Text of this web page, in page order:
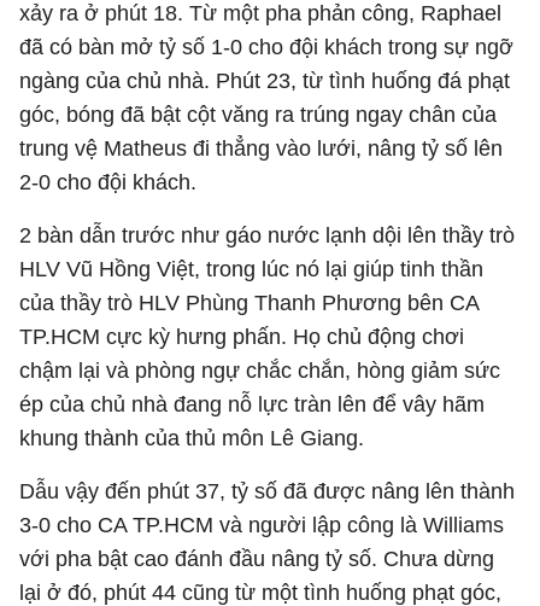
xảy ra ở phút 18. Từ một pha phản công, Raphael
đã có bàn mở tỷ số 1-0 cho đội khách trong sự ngỡ
ngàng của chủ nhà. Phút 23, từ tình huống đá phạt
góc, bóng đã bật cột văng ra trúng ngay chân của
trung vệ Matheus đi thẳng vào lưới, nâng tỷ số lên
2-0 cho đội khách.
2 bàn dẫn trước như gáo nước lạnh dội lên thầy trò
HLV Vũ Hồng Việt, trong lúc nó lại giúp tinh thần
của thầy trò HLV Phùng Thanh Phương bên CA
TP.HCM cực kỳ hưng phấn. Họ chủ động chơi
chậm lại và phòng ngự chắc chắn, hòng giảm sức
ép của chủ nhà đang nỗ lực tràn lên để vây hãm
khung thành của thủ môn Lê Giang.
Dẫu vậy đến phút 37, tỷ số đã được nâng lên thành
3-0 cho CA TP.HCM và người lập công là Williams
với pha bật cao đánh đầu nâng tỷ số. Chưa dừng
lại ở đó, phút 44 cũng từ một tình huống phạt góc,